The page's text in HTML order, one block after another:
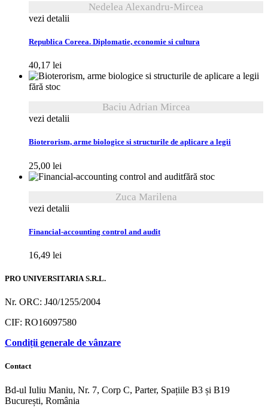
Nedelea Alexandru-Mircea
vezi detalii
Republica Coreea. Diplomatie, economie si cultura
40,17 lei
fără stoc
Baciu Adrian Mircea
vezi detalii
Bioterorism, arme biologice si structurile de aplicare a legii
25,00 lei
fără stoc
Zuca Marilena
vezi detalii
Financial-accounting control and audit
16,49 lei
PRO UNIVERSITARIA S.R.L.
Nr. ORC: J40/1255/2004
CIF: RO16097580
Condiții generale de vânzare
Contact
Bd-ul Iuliu Maniu, Nr. 7, Corp C, Parter, Spațiile B3 și B19
București, România